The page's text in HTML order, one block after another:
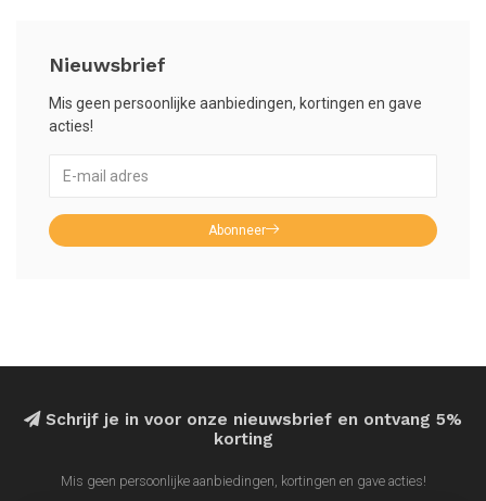
Nieuwsbrief
Mis geen persoonlijke aanbiedingen, kortingen en gave
acties!
Abonneer
Schrijf je in voor onze nieuwsbrief en ontvang 5%
korting
Mis geen persoonlijke aanbiedingen, kortingen en gave acties!